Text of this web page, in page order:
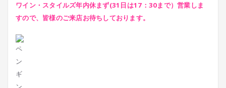
ワイン・スタイルズ年内休まず(31日は17：30まで）営業しま
すので、皆様のご来店お待ちしております。